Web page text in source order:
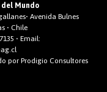
Mundo
Avenida Bulnes
• Chile
• Email:
por Prodigio Consultores